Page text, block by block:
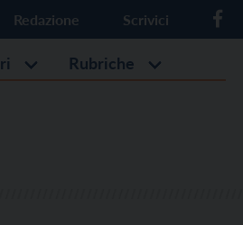
Redazione Scrivici
Rubriche